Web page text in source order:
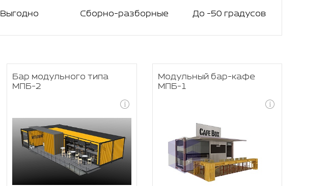
Выгодно Сборно-разборные До -50 градусов
Бар модульного типа
МПБ-2
Модульный бар-кафе
МПБ-1